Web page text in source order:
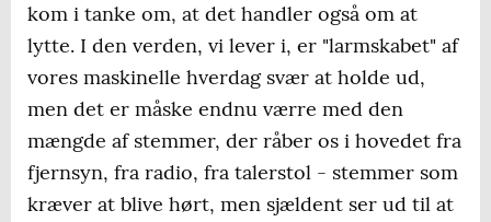
kom i tanke om, at det handler også om at
lytte. I den verden, vi lever i, er "larmskabet" af
vores maskinelle hverdag svær at holde ud,
men det er måske endnu værre med den
mængde af stemmer, der råber os i hovedet fra
fjernsyn, fra radio, fra talerstol - stemmer som
kræver at blive hørt, men sjældent ser ud til at